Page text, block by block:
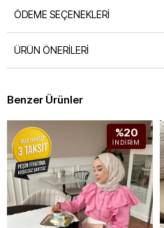
ÖDEME SEÇENEKLERI
ÜRÜN ÖNERILERI
Benzer Ürünler
%20
İNDIRIM